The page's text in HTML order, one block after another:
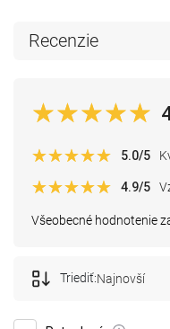
Recenzie
Všeobecné hodnotenie
5.0/5
4.9/5
Triediť:Najnovší